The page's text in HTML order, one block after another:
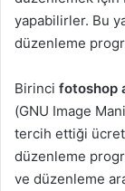
yapabilirler. Bu
düzenleme
Birinci fotoshop
(GNU Image
tercih ettiği
düzenleme
ve düzenleme